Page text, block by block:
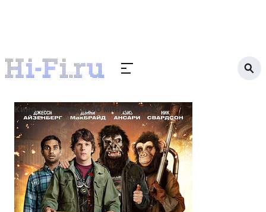
Кино Успеть за 30 минут (2011)